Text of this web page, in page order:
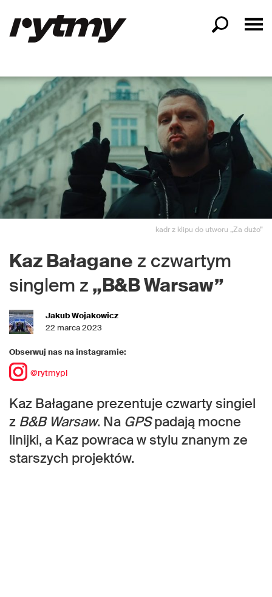
kadr z klipu do utworu „Za dużo”
Kaz Bałagane z czwartym
singlem z „B&B Warsaw”
Jakub Wojakowicz
22 marca 2023
Obserwuj nas na instagramie:
@rytmypl
Kaz Bałagane prezentuje czwarty singiel
z B&B Warsaw. Na GPSpadają mocne
linijki, a Kaz powraca w stylu znanym ze
starszych projektów.